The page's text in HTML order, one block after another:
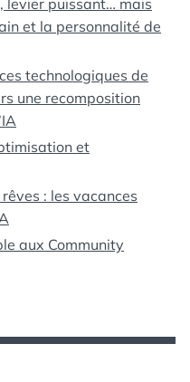
levier puissant… mais
et la personnalité de
technologiques de
une recomposition
et
: les vacances
aux Community